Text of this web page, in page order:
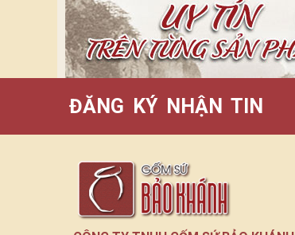
ĐĂNG KÝ NHẬN TIN